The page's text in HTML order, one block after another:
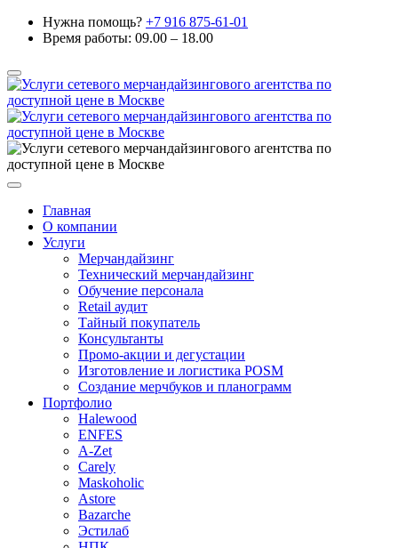
Нужна помощь? +7 916 875-61-01
Время работы: 09.00 – 18.00
Главная
О компании
Услуги
Мерчандайзинг
Технический мерчандайзинг
Обучение персонала
Retail аудит
Тайный покупатель
Консультанты
Промо-акции и дегустации
Изготовление и логистика POSM
Создание мерчбуков и планограмм
Портфолио
Halewood
ENFES
A-Zet
Carely
Maskoholic
Astore
Bazarche
Эстилаб